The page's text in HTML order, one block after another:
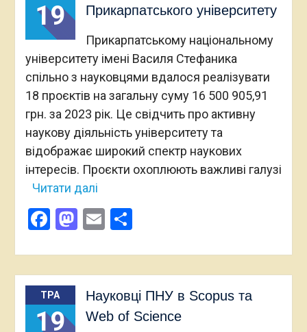
19
Прикарпатського університету
Прикарпатському національному
університету імені Василя Стефаника
спільно з науковцями вдалося реалізувати
18 проєктів на загальну суму 16 500 905,91
грн. за 2023 рік. Це свідчить про активну
наукову діяльність університету та
відображає широкий спектр наукових
інтересів. Проєкти охоплюють важливі галузі
Читати далі
Facebook
Mastodon
EmailПоділитися
ТРА
19
Науковці ПНУ в Scopus та
Web of Science